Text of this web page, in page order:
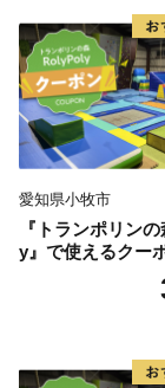
愛知県小牧市
『トランポリン
y』で使えるクー